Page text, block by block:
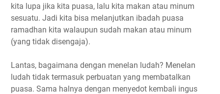
kita lupa jika kita puasa, lalu kita makan atau minum
sesuatu. Jadi kita bisa melanjutkan ibadah puasa
ramadhan kita walaupun sudah makan atau minum
(yang tidak disengaja).
Lantas, bagaimana dengan menelan ludah? Menelan
ludah tidak termasuk perbuatan yang membatalkan
puasa. Sama halnya dengan menyedot kembali ingus